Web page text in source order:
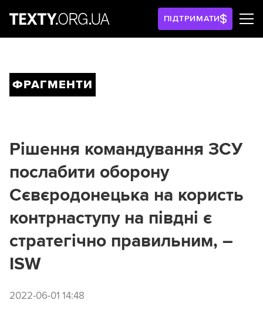
ПІДТРИМАТИ
ФРАГМЕНТИ
Рішення командування ЗСУ
послабити оборону
Сєвєродонецька на користь
контрнаступу на півдні є
стратегічно правильним, –
ISW
2022-06-01 14:48